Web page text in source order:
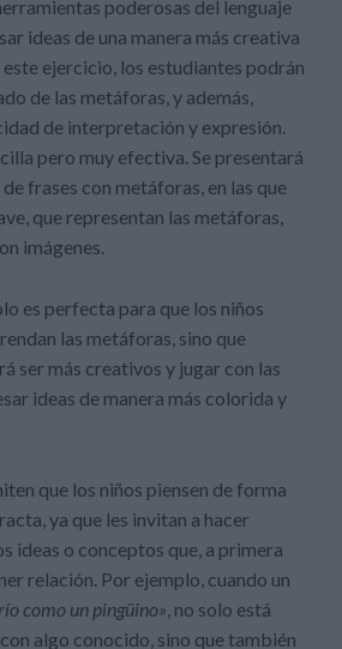
poderosas del lenguaje
ideas de una manera más creativa
ejercicio, los estudiantes podrán
de las metáforas, y además,
de interpretación y expresión.
pero muy efectiva. Se presentará
de frases con metáforas, en las que
que representan las metáforas,
imágenes.
es perfecta para que los niños
las metáforas, sino que
ser más creativos y jugar con las
ideas de manera más colorida y
que los niños piensen de forma
ya que les invitan a hacer
ideas o conceptos que, a primera
relación. Por ejemplo, cuando un
como un pingüino», no solo está
algo conocido, sino que también